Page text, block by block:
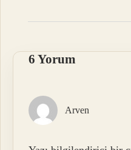
6 Yorum
Arven